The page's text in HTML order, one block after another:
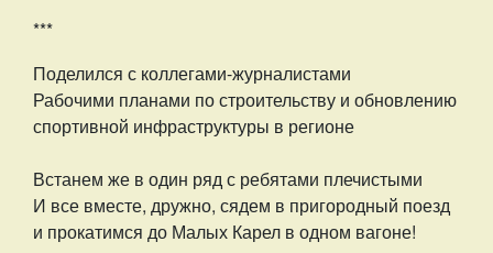
***
Поделился с коллегами-журналистами
Рабочими планами по строительству и обновлению
спортивной инфраструктуры в регионе
Встанем же в один ряд с ребятами плечистыми
И все вместе, дружно, сядем в пригородный поезд
и прокатимся до Малых Карел в одном вагоне!